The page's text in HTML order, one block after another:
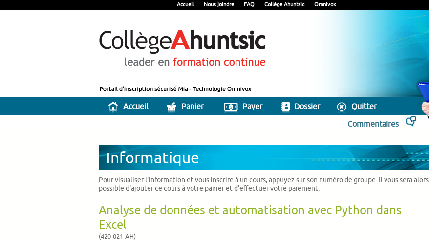
Accueil Nous joindre FAQ Collège Ahuntsic Omnivox
Accueil Panier Payer Dossier
Quitter
Commentaires
Informatique
Pour visualiser l'information et vous inscrire à un cours, appuyez sur son numéro de groupe. Il vous sera alors
possible d'ajouter ce cours à votre panier et d'effectuer votre paiement.
Analyse de données et automatisation avec Python dans
Excel
(420-021-AH)